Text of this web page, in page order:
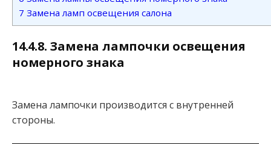
7 Замена ламп освещения салона
14.4.8. Замена лампочки освещения
номерного знака
Замена лампочки производится с внутренней
стороны.